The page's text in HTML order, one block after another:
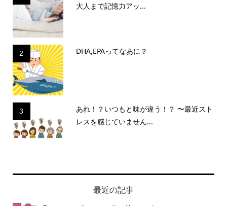
大人まで記憶力アッ...
2 DHA,EPAってなあに？
3
あれ！？いつもと味が違う！？ 〜最近スト
レスを感じていません...
最近の記事